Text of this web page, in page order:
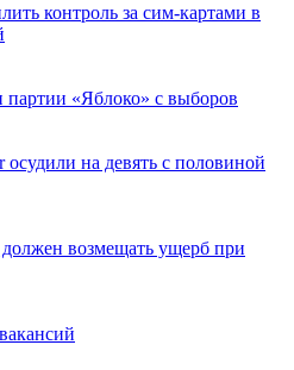
контроль за сим-картами в
«Яблоко» с выборов
осудили на девять с половиной
возмещать ущерб при